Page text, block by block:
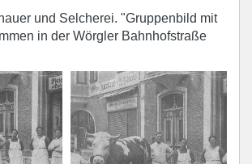
und Selcherei. "Gruppenbild mit
in der Wörgler Bahnhofstraße